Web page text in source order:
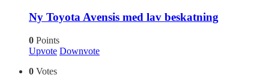
Ny Toyota Avensis med lav beskatning
0 Points
Upvote Downvote
0 Votes